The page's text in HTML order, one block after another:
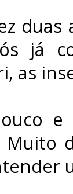
já
as
Muito